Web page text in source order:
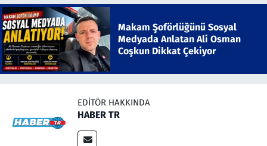
Makam Şoförlüğünü Sosyal
Medyada Anlatan Ali Osman
Coşkun Dikkat Çekiyor
EDITÖR HAKKINDA
HABER TR